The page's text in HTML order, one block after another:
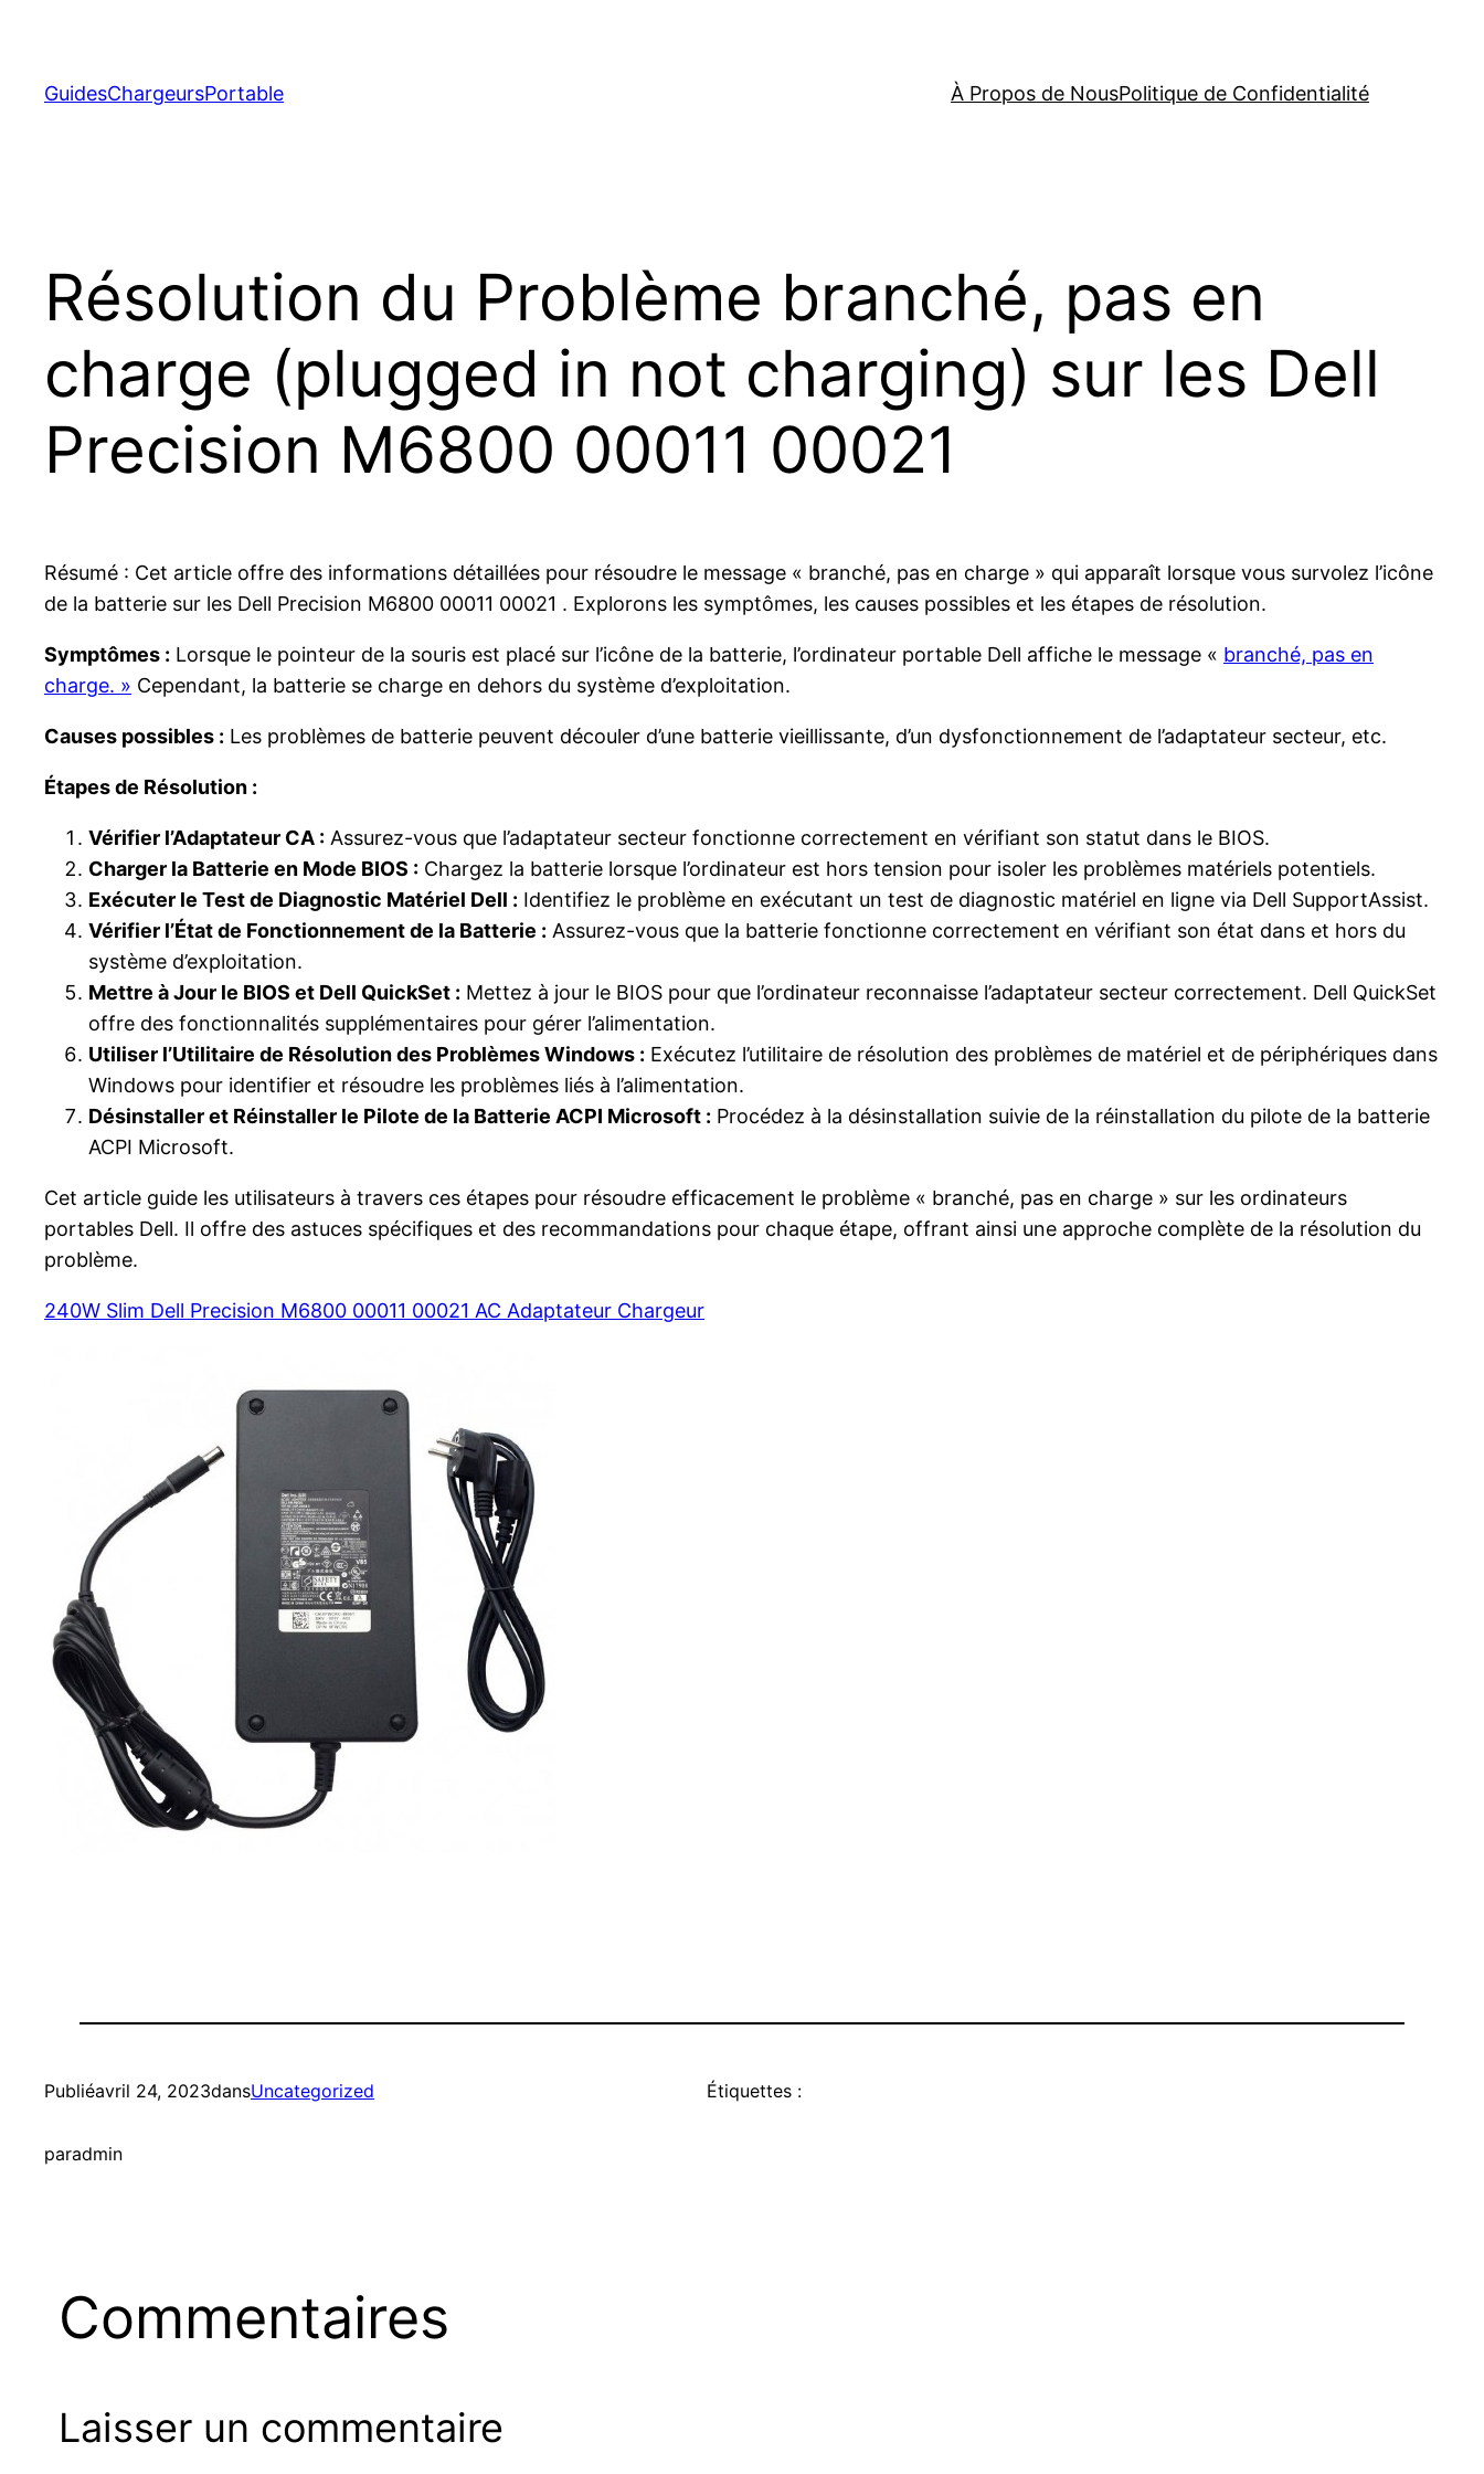
contenu
GuidesChargeursPortable À Propos de NousPolitique de Confidentialité
Résolution du Problème branché, pas en
charge (plugged in not charging) sur les Dell
Precision M6800 00011 00021
Résumé : Cet article offre des informations détaillées pour résoudre le message « branché, pas en charge » qui apparaît lorsque vous survolez l’icône
de la batterie sur les Dell Precision M6800 00011 00021 . Explorons les symptômes, les causes possibles et les étapes de résolution.
Symptômes : Lorsque le pointeur de la souris est placé sur l’icône de la batterie, l’ordinateur portable Dell affiche le message « branché, pas en
charge. » Cependant, la batterie se charge en dehors du système d’exploitation.
Causes possibles : Les problèmes de batterie peuvent découler d’une batterie vieillissante, d’un dysfonctionnement de l’adaptateur secteur, etc.
Étapes de Résolution :
Vérifier l’Adaptateur CA : Assurez-vous que l’adaptateur secteur fonctionne correctement en vérifiant son statut dans le BIOS.
Charger la Batterie en Mode BIOS : Chargez la batterie lorsque l’ordinateur est hors tension pour isoler les problèmes matériels potentiels.
Exécuter le Test de Diagnostic Matériel Dell : Identifiez le problème en exécutant un test de diagnostic matériel en ligne via Dell SupportAssist.
Vérifier l’État de Fonctionnement de la Batterie : Assurez-vous que la batterie fonctionne correctement en vérifiant son état dans et hors du
système d’exploitation.
Mettre à Jour le BIOS et Dell QuickSet : Mettez à jour le BIOS pour que l’ordinateur reconnaisse l’adaptateur secteur correctement. Dell QuickSet
offre des fonctionnalités supplémentaires pour gérer l’alimentation.
Utiliser l’Utilitaire de Résolution des Problèmes Windows : Exécutez l’utilitaire de résolution des problèmes de matériel et de périphériques dans
Windows pour identifier et résoudre les problèmes liés à l’alimentation.
Désinstaller et Réinstaller le Pilote de la Batterie ACPI Microsoft : Procédez à la désinstallation suivie de la réinstallation du pilote de la batterie
ACPI Microsoft.
Cet article guide les utilisateurs à travers ces étapes pour résoudre efficacement le problème « branché, pas en charge » sur les ordinateurs
portables Dell. Il offre des astuces spécifiques et des recommandations pour chaque étape, offrant ainsi une approche complète de la résolution du
problème.
240W Slim Dell Precision M6800 00011 00021 AC Adaptateur Chargeur
Publiéavril 24, 2023dansUncategorized
paradmin
Étiquettes :
Commentaires
Laisser un commentaire